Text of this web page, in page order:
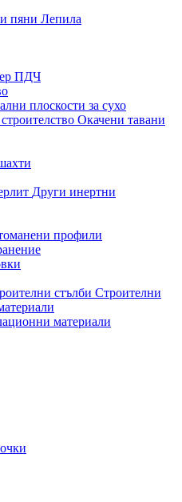
пяни Лепила
ПДЧ
плоскости за сухо
Окачени тавани
Други инертни
профили
стълби Строителни
материали